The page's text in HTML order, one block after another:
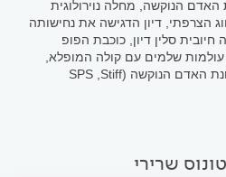
הנוקשה, מחלה נוירולוגית
הצרפתי, דיון הדגישה את נחישותה
סלין דיון, כוכבת הפופ
שלמים עם קולה המופלא,
נמצאת במאבק מתמשך בתסמונת האדם הנוקשה (SPS ,Stiff
שרירי